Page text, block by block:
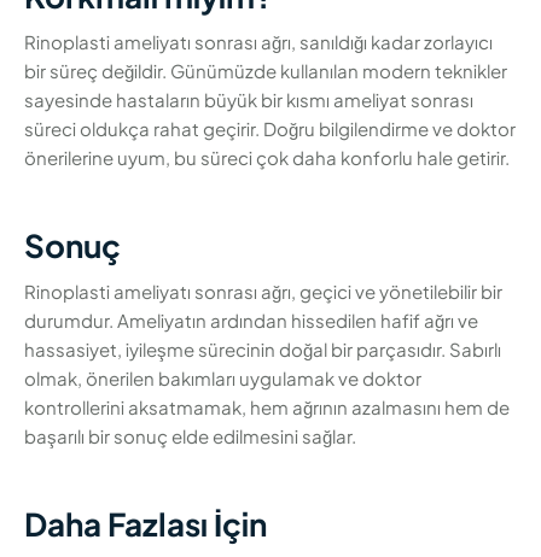
Rinoplasti ameliyatı sonrası ağrı, sanıldığı kadar zorlayıcı
bir süreç değildir. Günümüzde kullanılan modern teknikler
sayesinde hastaların büyük bir kısmı ameliyat sonrası
süreci oldukça rahat geçirir. Doğru bilgilendirme ve doktor
önerilerine uyum, bu süreci çok daha konforlu hale getirir.
Sonuç
Rinoplasti ameliyatı sonrası ağrı, geçici ve yönetilebilir bir
durumdur. Ameliyatın ardından hissedilen hafif ağrı ve
hassasiyet, iyileşme sürecinin doğal bir parçasıdır. Sabırlı
olmak, önerilen bakımları uygulamak ve doktor
kontrollerini aksatmamak, hem ağrının azalmasını hem de
başarılı bir sonuç elde edilmesini sağlar.
Daha Fazlası İçin